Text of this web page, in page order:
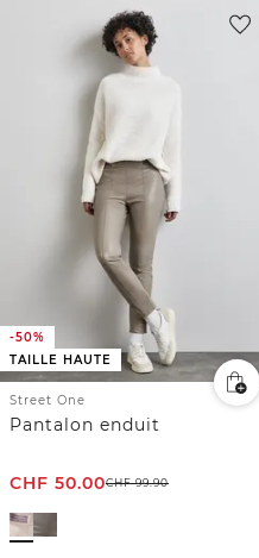
-50%
TAILLE HAUTE
Street One
Pantalon enduit
CHF 50.00CHF99.90